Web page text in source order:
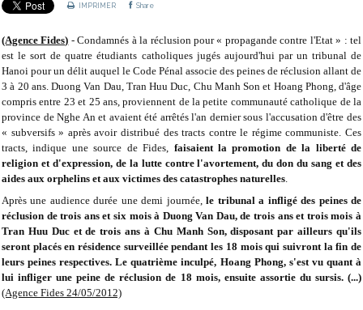
IMPRIMER Share
(Agence Fides) - Condamnés à la réclusion pour « propagande contre l'Etat » : tel
est le sort de quatre étudiants catholiques jugés aujourd'hui par un tribunal de
Hanoi pour un délit auquel le Code Pénal associe des peines de réclusion allant de
3 à 20 ans. Duong Van Dau, Tran Huu Duc, Chu Manh Son et Hoang Phong, d'âge
compris entre 23 et 25 ans, proviennent de la petite communauté catholique de la
province de Nghe An et avaient été arrêtés l'an dernier sous l'accusation d'être des
« subversifs » après avoir distribué des tracts contre le régime communiste. Ces
tracts, indique une source de Fides, faisaient la promotion de la liberté de
religion et d'expression, de la lutte contre l'avortement, du don du sang et des
aides aux orphelins et aux victimes des catastrophes naturelles
Après une audience durée une demi journée,le tribunal a infligé des peines de
réclusion de trois ans et six mois à Duong Van Dau, de trois ans et trois mois à
Tran Huu Duc et de trois ans à Chu Manh Son, disposant par ailleurs qu'ils
seront placés en résidence surveillée pendant les 18 mois qui suivront la fin de
leurs peines respectives. Le quatrième inculpé, Hoang Phong, s'est vu quant à
lui infliger une peine de réclusion de 18 mois, ensuite assortie du sursis. (...)
(Agence Fides 24/05/2012)